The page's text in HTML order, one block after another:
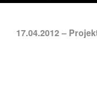
17.04.2012 –